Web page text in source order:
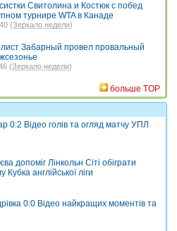
Свитолина и Костюк с побед
турнире WTA в Канаде
(Зеркало недели)
Забарный провел провальный
(Зеркало недели)
больше TOP
0:2 Відео голів та огляд матчу УПЛ
допоміг Лінкольн Сіті обіграти
англійської ліги
0:0 Відео найкращих моментів та